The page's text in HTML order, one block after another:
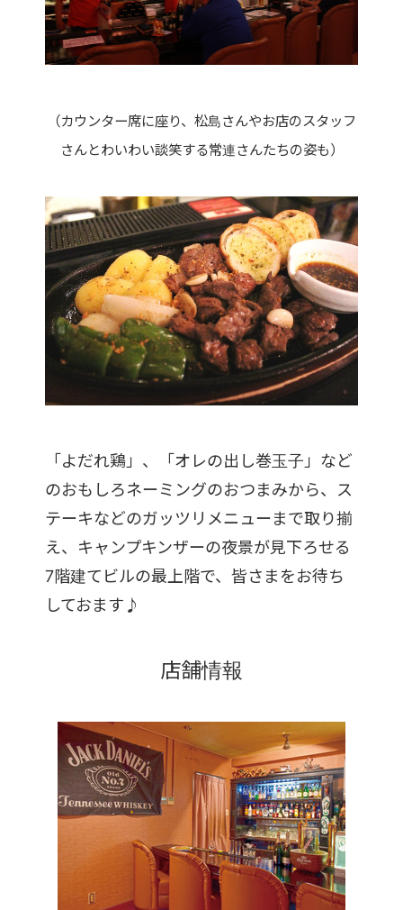
（カウンター席に座り、松島さんやお店のスタッフ
さんとわいわい談笑する常連さんたちの姿も）
「よだれ鶏」、「オレの出し巻玉子」など
のおもしろネーミングのおつまみから、ス
テーキなどのガッツリメニューまで取り揃
え、キャンプキンザーの夜景が見下ろせる
7階建てビルの最上階で、皆さまをお待ち
しておます♪
店舗情報